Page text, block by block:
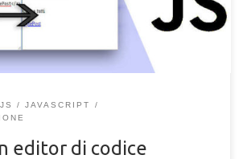
JAVASCRIPT
editor di codice